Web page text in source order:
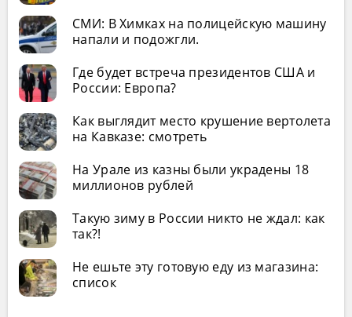
СМИ: В Химках на полицейскую машину
напали и подожгли.
Где будет встреча президентов США и
России: Европа?
Как выглядит место крушение вертолета
на Кавказе: смотреть
На Урале из казны были украдены 18
миллионов рублей
Такую зиму в России никто не ждал: как
так?!
Не ешьте эту готовую еду из магазина:
список